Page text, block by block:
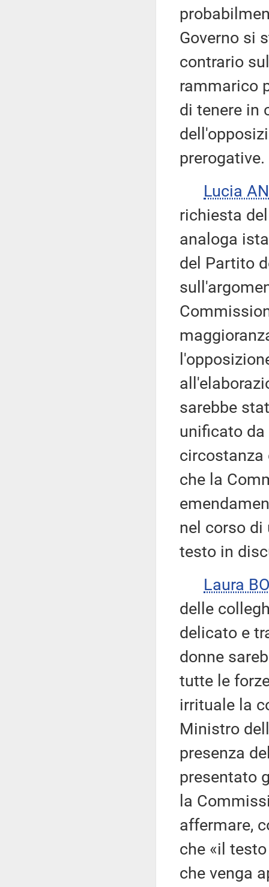
Governo si
contrario
rammarico
di tenere in
prerogative.
Lucia
richiesta
analoga
del Partito
sarebbe
unificato da
circostanza
che la
nel corso di
testo in
Laura
delle
delicato e
donne
tutte le
irrituale la
Ministro
presenza
presentato
la
affermare,
che «il
che venga